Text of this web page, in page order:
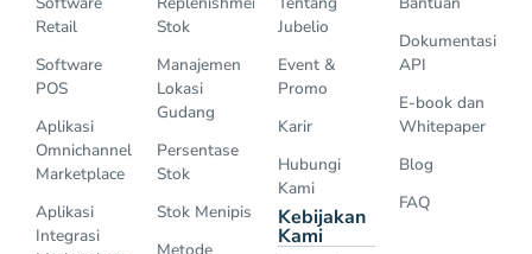
Retail
Software
POS
Aplikasi
Omnichannel
Marketplace
Aplikasi
Integrasi
Stok
Manajemen
Lokasi
Gudang
Persentase
Stok
Stok Menipis
Jubelio
Event &
Promo
Karir
Hubungi
Kami
Kebijakan
Kami
Dokumentasi
API
E-book dan
Whitepaper
Blog
FAQ